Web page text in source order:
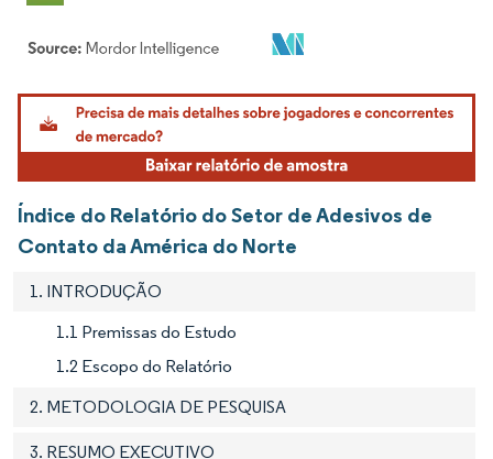
Imagem © Mordor Intelligence. O reuso requer atribuição conforme CC BY 4.0.
Índice do Relatório do Setor de Adesivos de
Contato da América do Norte
1. INTRODUÇÃO
1.1 Premissas do Estudo
1.2 Escopo do Relatório
2. METODOLOGIA DE PESQUISA
3. RESUMO EXECUTIVO